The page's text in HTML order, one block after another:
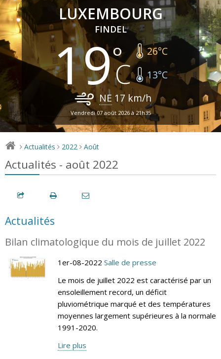
LUXEMBOURG
FINDEL
19 26°C
13°C
NE 17 km/h
Vendredi 07 août 2026 à 21h35
> Actualités > 2022 > Août
Actualités - août 2022
Actualités
Bilan climatologique du mois de juillet 2022
1er-08-2022 Salle de presse
Le mois de juillet 2022 est caractérisé par un
ensoleillement record, un déficit
pluviométrique marqué et des températures
moyennes largement supérieures à la normale
1991-2020.
Lire plus